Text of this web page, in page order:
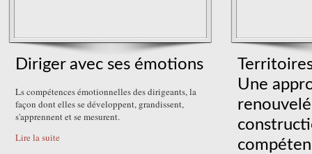
Diriger avec ses émotions
Ls compétences émotionnelles des dirigeants, la
façon dont elles se développent, grandissent,
s'apprennent et se mesurent.
Lire la suite
Une